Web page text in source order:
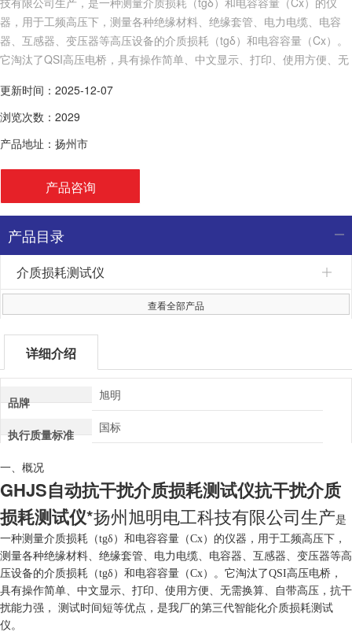
器，用于工频高压下，测量各种绝缘材料、绝缘套管、电力电缆、电容
器、互感器、变压器等高压设备的介质损耗（tgδ）和电容容量（Cx）。
它淘汰了QSI高压电桥，具有操作简单、中文显示、打印、使用方便、无
更新时间：2025-12-07
浏览次数：2029
产品地址：扬州市
产品咨询
产品目录
介质损耗测试仪
查看全部产品
详细介绍
品牌 旭明
执行质量标准 国标
一、概况
GHJS自动抗干扰介质损耗测试仪抗干扰介质
损耗测试仪*扬州旭明电工科技有限公司生产是
一种测量介质损耗（tgδ）和电容容量（Cx）的仪器，用于工频高压下，
测量各种绝缘材料、绝缘套管、电力电缆、电容器、互感器、变压器等高
压设备的介质损耗（tgδ）和电容容量（Cx）。它淘汰了QSI高压电桥，
具有操作简单、中文显示、打印、使用方便、无需换算、自带高压，抗干
扰能力强， 测试时间短等优点，是我厂的第三代智能化介质损耗测试
仪。